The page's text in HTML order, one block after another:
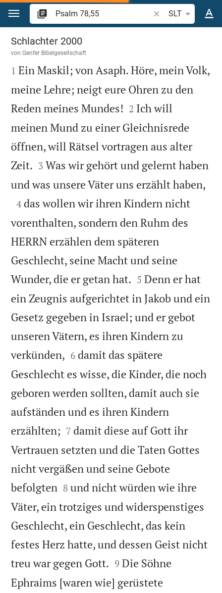
Zum Inhalt springen
Bibelstelle oder
SLT
Psalm 78
Schlachter 2000
vonGenfer Bibelgesellschaft

1 Ein Maskil; von Asaph. Höre, mein Volk,
meine Lehre; neigt eure Ohren zu den
Reden meines Mundes! 

2 Ich will
meinen Mund zu einer Gleichnisrede
öffnen, will Rätsel vortragen aus alter
Zeit. 

3 Was wir gehört und gelernt haben
und was unsere Väter uns erzählt haben,

4 das wollen wir ihren Kindern nicht
vorenthalten, sondern den Ruhm des
HERRN erzählen dem späteren
Geschlecht, seine Macht und seine
Wunder, die er getan hat. 

5 Denn er hat
ein Zeugnis aufgerichtet in Jakob und ein
Gesetz gegeben in Israel; und er gebot
unseren Vätern, es ihren Kindern zu
verkünden, 

6 damit das spätere
Geschlecht es wisse, die Kinder, die noch
geboren werden sollten, damit auch sie
aufständen und es ihren Kindern
erzählten; 

7 damit diese auf Gott ihr
Vertrauen setzten und die Taten Gottes
nicht vergäßen und seine Gebote
befolgten 

8 und nicht würden wie ihre
Väter, ein trotziges und widerspenstiges
Geschlecht, ein Geschlecht, das kein
festes Herz hatte, und dessen Geist nicht
treu war gegen Gott. 

9 Die Söhne
Ephraims [waren wie] gerüstete